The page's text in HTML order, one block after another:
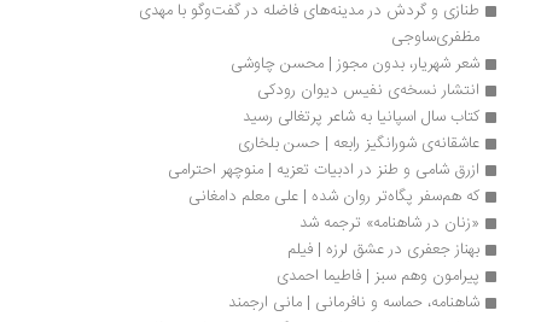
مظفری‌ساوجی
شعر شهریار، بدون مجوز | محسن چاوشی
انتشار نسخه‌ی نفیس دیوان رودکی
کتاب سال اسپانیا به شاعر پرتغالی رسید
عاشقانه‌ی شورانگیز رابعه | حسن بلخاری
ازرق شامی و طنز در ادبیات تعزیه | منوچهر احترامی
که هم‌سفر پگاه‌تر روان شده | علی معلم دامغانی
«زنان در شاهنامه» ترجمه شد
بهناز جعفری در عشق لرزه | فیلم
پیرامون وهم سبز | فاطیما احمدی
شاهنامه، حماسه و نافرمانی | مانی ارجمند